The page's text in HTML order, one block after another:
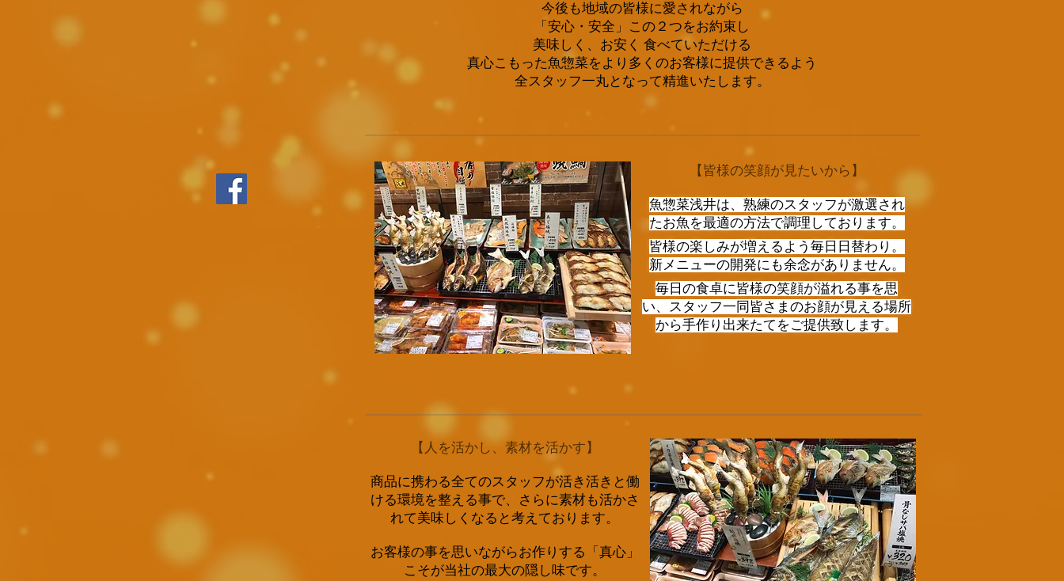
今後も地域の皆様に愛されながら
「安心・安全」この２つをお約束し
美味しく、お安く 食べていただける
真心こもった魚惣菜をより多くのお客様に提供できるよう
全スタッフ一丸となって精進いたします。
【皆様の笑顔が見たいから】
魚惣菜浅井は、熟練のスタッフが激選され
たお魚を最適の方法で調理しております。
皆様の楽しみが増えるよう毎日日替わり。
新メニューの開発にも余念がありません。
毎日の食卓に皆様の笑顔が溢れる事を思
い、スタッフ一同皆さまのお顔が見える場所
から手作り出来たてをご提供致します。
【人を活かし、素材を活かす】
商品に携わる全てのスタッフが活き活きと働
ける環境を整える事で、さらに素材も活かさ
れて美味しくなると考えております。
お客様の事を思いながらお作りする「真心」
こそが当社の最大の隠し味です。